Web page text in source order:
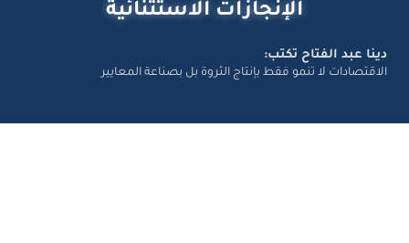
الإنجازات الاستثنائية
دينا عبد الفتاح تكتب:
الاقتصادات لا تنمو فقط بإنتاج الثروة بل بصناعة المعايير